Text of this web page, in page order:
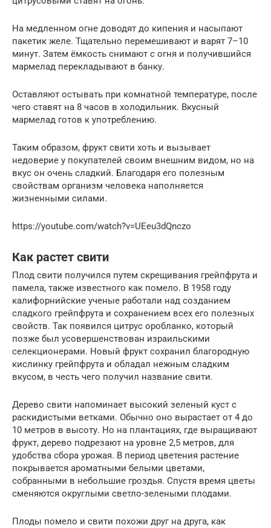
На медленном огне доводят до кипения и насыпают
пакетик желе. Тщательно перемешивают и варят 7–10
минут. Затем ёмкость снимают с огня и получившийся
мармелад перекладывают в банку.
Оставляют остывать при комнатной температуре, после
чего ставят на 8 часов в холодильник. Вкусный
мармелад готов к употреблению.
Таким образом, фрукт свити хоть и вызывает
недоверие у покупателей своим внешним видом, но на
вкус он очень сладкий. Благодаря его полезным
свойствам организм человека наполняется
жизненными силами.
https://youtube.com/watch?v=UEeu3dQnczo
Как растет свити
Плод свити получился путем скрещивания грейпфрута и
памела, также известного как помело. В 1958 году
калифорнийские ученые работали над созданием
сладкого грейпфрута и сохранением всех его полезных
свойств. Так появился цитрус оробланко, который
позже был усовершенствован израильскими
селекционерами. Новый фрукт сохранил благородную
кислинку грейпфрута и обладал нежным сладким
вкусом, в честь чего получил название свити.
Дерево свити напоминает высокий зеленый куст с
раскидистыми ветками. Обычно оно вырастает от 4 до
10 метров в высоту. Но на плантациях, где выращивают
фрукт, дерево подрезают на уровне 2,5 метров, для
удобства сбора урожая. В период цветения растение
покрывается ароматными белыми цветами,
собранными в небольшие гроздья. Спустя время цветы
сменяются округлыми светло-зелеными плодами.
Плоды помело и свити похожи друг на друга, как